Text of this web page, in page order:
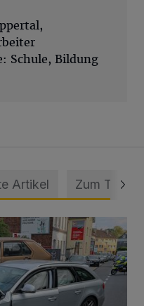
Schule, Bildung
Artikel Zum Thema